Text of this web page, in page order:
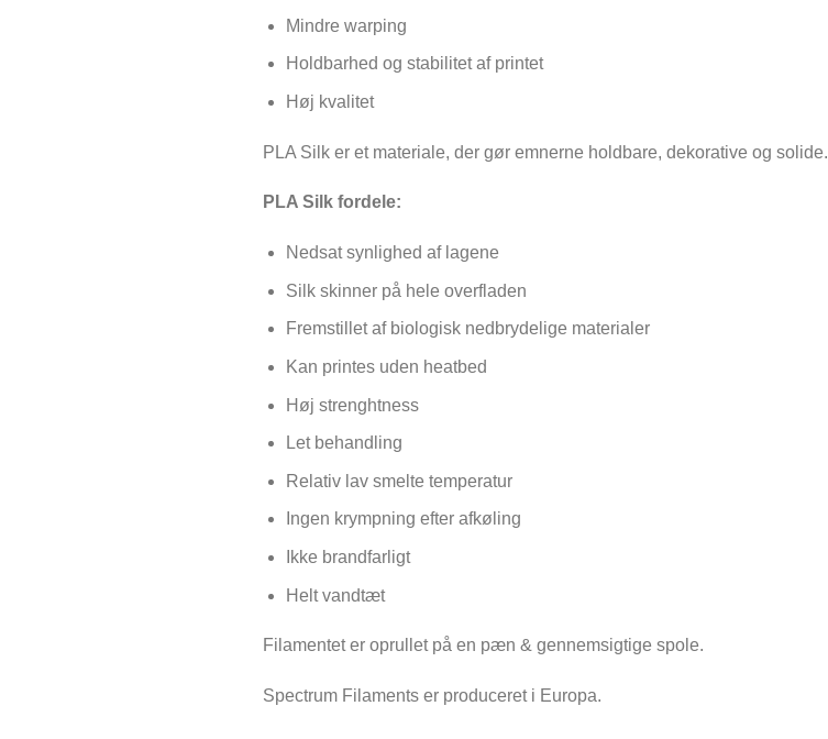
Mindre warping
Holdbarhed og stabilitet af printet
Høj kvalitet
PLA Silk er et materiale, der gør emnerne holdbare, dekorative og solide.
PLA Silk fordele:
Nedsat synlighed af lagene
Silk skinner på hele overfladen
Fremstillet af biologisk nedbrydelige materialer
Kan printes uden heatbed
Høj strenghtness
Let behandling
Relativ lav smelte temperatur
Ingen krympning efter afkøling
Ikke brandfarligt
Helt vandtæt
Filamentet er oprullet på en pæn & gennemsigtige spole.
Spectrum Filaments er produceret i Europa.